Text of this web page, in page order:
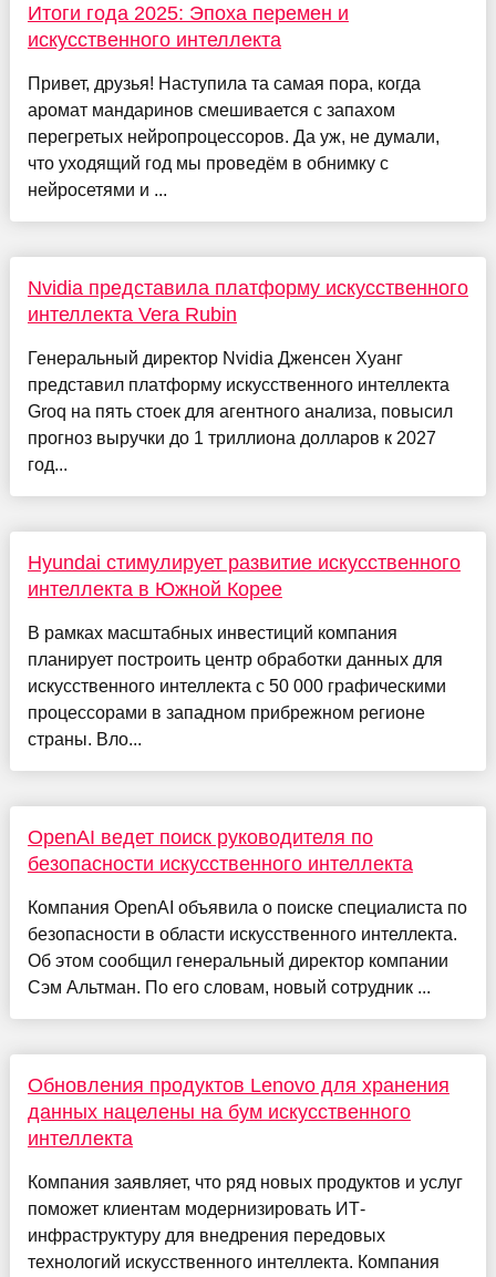
Итоги года 2025: Эпоха перемен и
искусственного интеллекта
Привет, друзья! Наступила та самая пора, когда
аромат мандаринов смешивается с запахом
перегретых нейропроцессоров. Да уж, не думали,
что уходящий год мы проведём в обнимку с
нейросетями и ...
Nvidia представила платформу искусственного
интеллекта Vera Rubin
Генеральный директор Nvidia Дженсен Хуанг
представил платформу искусственного интеллекта
Groq на пять стоек для агентного анализа, повысил
прогноз выручки до 1 триллиона долларов к 2027
год...
Hyundai стимулирует развитие искусственного
интеллекта в Южной Корее
В рамках масштабных инвестиций компания
планирует построить центр обработки данных для
искусственного интеллекта с 50 000 графическими
процессорами в западном прибрежном регионе
страны. Вло...
OpenAI ведет поиск руководителя по
безопасности искусственного интеллекта
Компания OpenAI объявила о поиске специалиста по
безопасности в области искусственного интеллекта.
Об этом сообщил генеральный директор компании
Сэм Альтман. По его словам, новый сотрудник ...
Обновления продуктов Lenovo для хранения
данных нацелены на бум искусственного
интеллекта
Компания заявляет, что ряд новых продуктов и услуг
поможет клиентам модернизировать ИТ-
инфраструктуру для внедрения передовых
технологий искусственного интеллекта. Компания